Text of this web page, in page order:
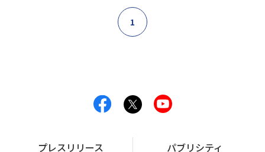
1
プレスリリース パブリシティ